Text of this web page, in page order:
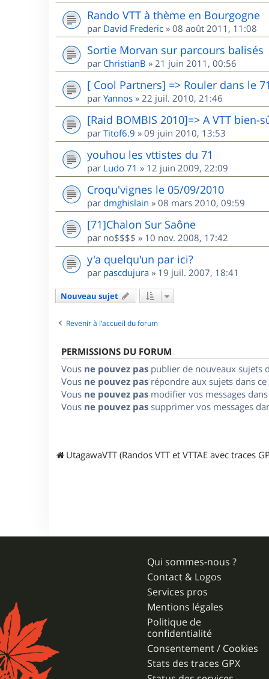
Rando VTT à thème en Bourgogne
par David Frederic » 08 août 2011, 11:08
Sortie Morvan sur parcours balisés
par ChristianB » 21 juin 2011, 00:56
[ Cool Partners] => Rouler dans le 71
par Yannos » 22 juil. 2010, 21:46
[Raid BOMBIS 2010]=> A VTT bien-
par Titof6.9 » 09 juin 2010, 13:53
youhou les vttistes du 71
par Ludo 71 » 12 juin 2009, 22:09
Croqu'vignes le 05/09/2010
par dmghislain » 08 mars 2010, 09:59
[71]Chalon Sur Saône
par no$$$$ » 10 nov. 2008, 17:42
y'a quelqu'un par ici?
par pascdujura » 19 juil. 2007, 18:41
Nouveau sujet
Revenir à l’accueil du forum
PERMISSIONS DU FORUM
Vous ne pouvez pas publier de nouveaux sujets
Vous ne pouvez pas répondre aux sujets dans
Vous ne pouvez pas modifier vos messages
Vous ne pouvez pas supprimer vos messages
UtagawaVTT (Randos VTT et VTTAE avec traces
Qui sommes-nous ?
Contact & Logos
Services pros
Mentions légales
Politique de
confidentialité
Consentement / Cookies
Stats des traces GPX